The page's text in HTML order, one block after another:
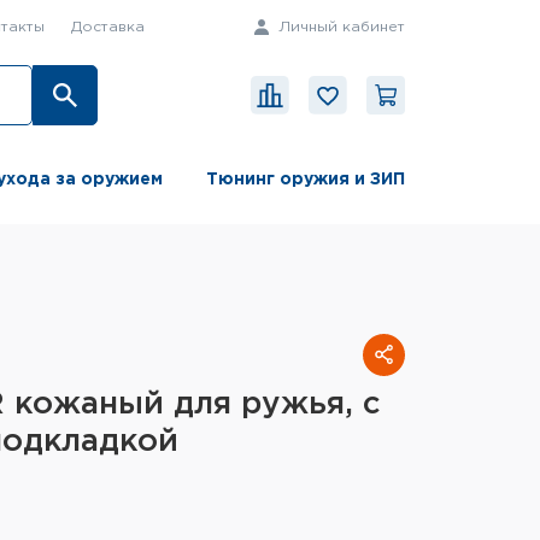
Доставка Личный кабинет
за оружием Тюнинг оружия и ЗИП
кожаный для ружья, с